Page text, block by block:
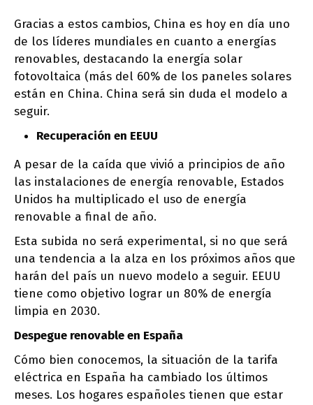
Gracias a estos cambios, China es hoy en día uno
de los líderes mundiales en cuanto a energías
renovables, destacando la energía solar
fotovoltaica (más del 60% de los paneles solares
están en China. China será sin duda el modelo a
seguir.
Recuperación en EEUU
A pesar de la caída que vivió a principios de año
las instalaciones de energía renovable, Estados
Unidos ha multiplicado el uso de energía
renovable a final de año.
Esta subida no será experimental, si no que será
una tendencia a la alza en los próximos años que
harán del país un nuevo modelo a seguir. EEUU
tiene como objetivo lograr un 80% de energía
limpia en 2030.
Despegue renovable en España
Cómo bien conocemos, la situación de la tarifa
eléctrica en España ha cambiado los últimos
meses. Los hogares españoles tienen que estar